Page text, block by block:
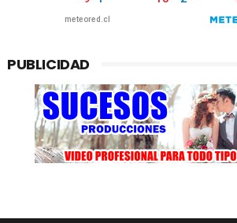
PUBLICIDAD